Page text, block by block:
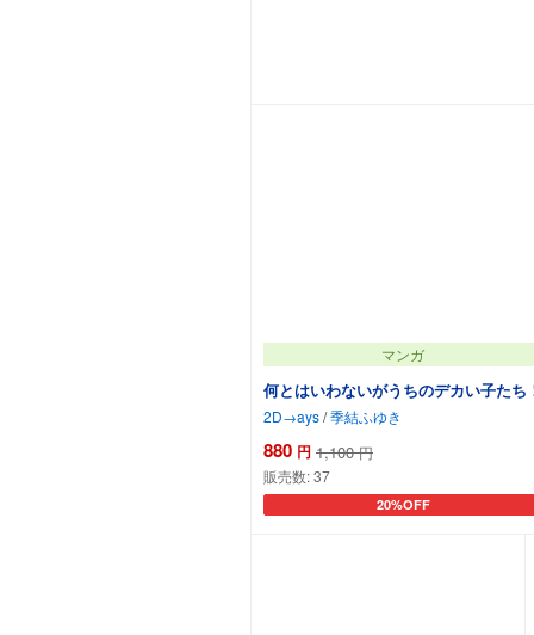
マンガ
何とはいわないがうちのデカい子たち
2D→ays/季結ふゆき
880 円 1,100 円
販売数:37
20%OFF
カートに追加